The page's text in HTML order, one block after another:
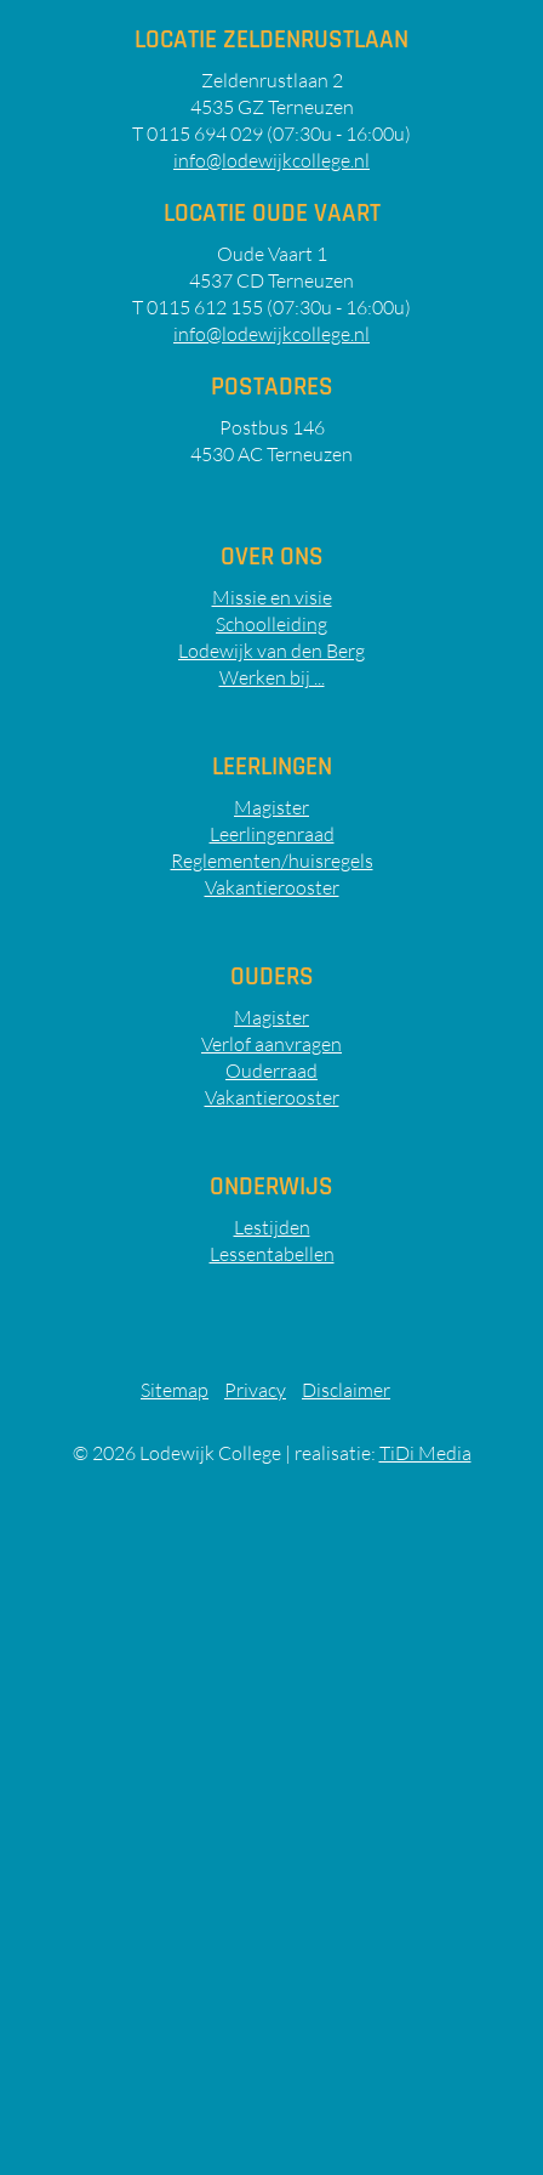
LOCATIE ZELDENRUSTLAAN
Zeldenrustlaan 2
4535 GZ Terneuzen
T 0115 694 029 (07:30u - 16:00u)
info@lodewijkcollege.nl
LOCATIE OUDE VAART
Oude Vaart 1
4537 CD Terneuzen
T 0115 612 155 (07:30u - 16:00u)
info@lodewijkcollege.nl
POSTADRES
Postbus 146
4530 AC Terneuzen
OVER ONS
Missie en visie
Schoolleiding
Lodewijk van den Berg
Werken bij ...
LEERLINGEN
Magister
Leerlingenraad
Reglementen/huisregels
Vakantierooster
OUDERS
Magister
Verlof aanvragen
Ouderraad
Vakantierooster
ONDERWIJS
Lestijden
Lessentabellen
Sitemap Privacy Disclaimer
© 2026 Lodewijk College | realisatie: TiDi Media